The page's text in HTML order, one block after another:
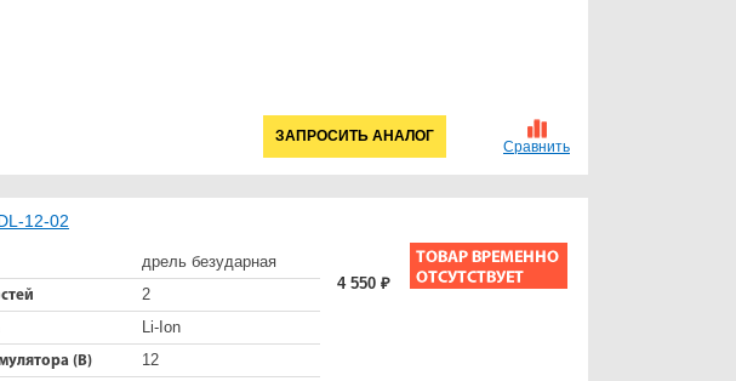
Сравнить
ЗАПРОСИТЬ АНАЛОГ
12-02
дрель безударная
2
Li-Ion
(В) 12
4 550 ₽